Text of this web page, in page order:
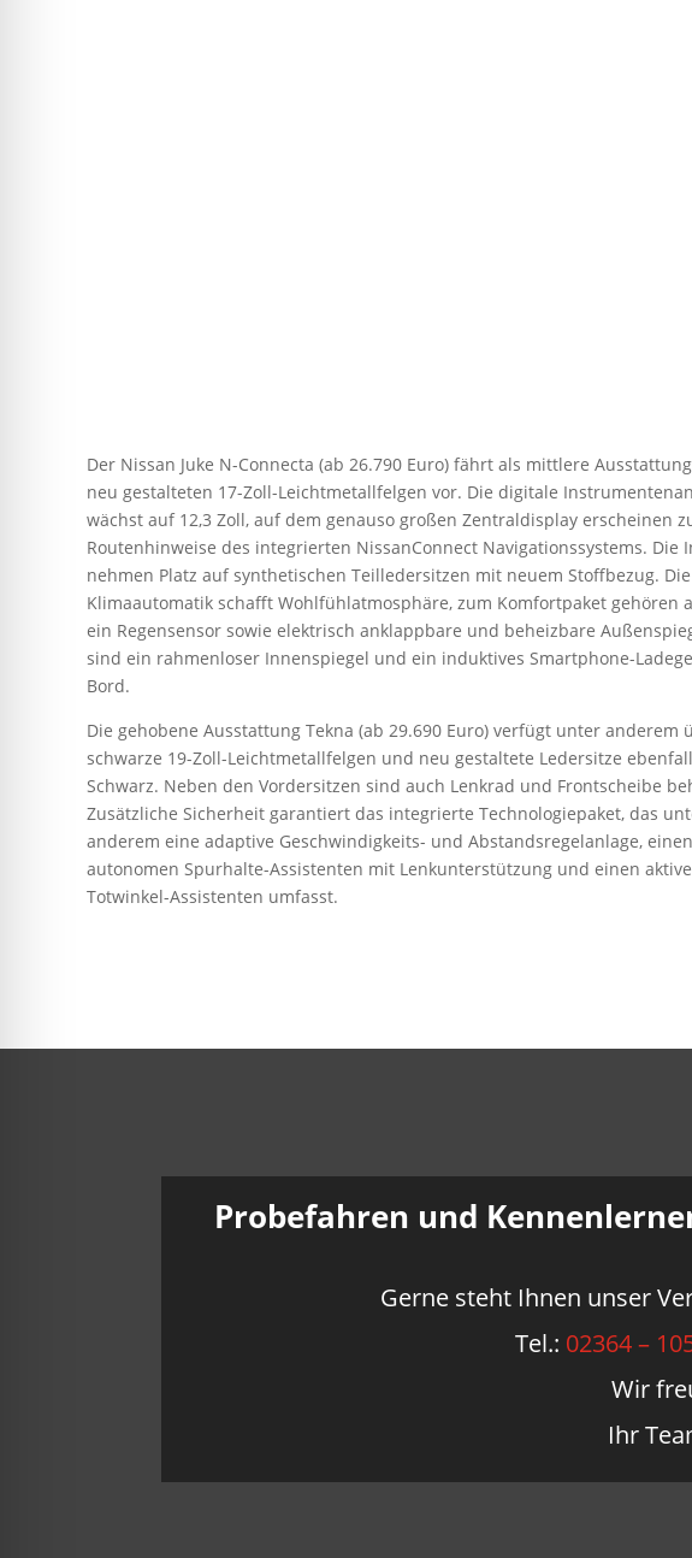
Der Nissan Juke N-Connecta (ab 26.790 Euro) fährt als mittlere
neu gestalteten 17-Zoll-Leichtmetallfelgen vor. Die digitale
wächst auf 12,3 Zoll, auf dem genauso großen Zentraldisplay erscheinen
Routenhinweise des integrierten NissanConnect Navigationssystems. Die
nehmen Platz auf synthetischen Teilledersitzen mit neuem Stoffbezug. Die
Klimaautomatik schafft Wohlfühlatmosphäre, zum Komfortpaket gehören
ein Regensensor sowie elektrisch anklappbare und beheizbare
sind ein rahmenloser Innenspiegel und ein induktives Smartphone-
Bord.
Die gehobene Ausstattung Tekna (ab 29.690 Euro) verfügt unter anderem
schwarze 19-Zoll-Leichtmetallfelgen und neu gestaltete Ledersitze
Schwarz. Neben den Vordersitzen sind auch Lenkrad und Frontscheibe
Zusätzliche Sicherheit garantiert das integrierte Technologiepaket, das
anderem eine adaptive Geschwindigkeits- und Abstandsregelanlage, einen
autonomen Spurhalte-Assistenten mit Lenkunterstützung und einen
Totwinkel-Assistenten umfasst.
Probefahren und
Gerne steht Ihnen unser
Tel.: 02364 –
Wir
Ihr